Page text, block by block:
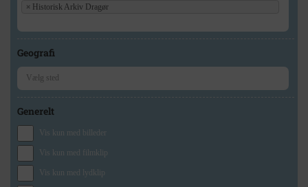
× Historisk Arkiv Dragør
Geografi
Generelt
Vis kun med billeder
Vis kun med filmklip
Vis kun med lydklip